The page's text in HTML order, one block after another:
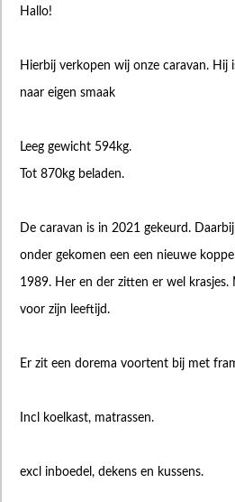
Hallo!
Hierbij verkopen wij onze caravan. Hij
naar eigen smaak
Leeg gewicht 594kg.
Tot 870kg beladen.
De caravan is in 2021 gekeurd.
onder gekomen een een nieuwe
1989. Her en der zitten er wel
voor zijn leeftijd.
Er zit een dorema voortent bij met
Incl koelkast, matrassen.
excl inboedel, dekens en kussens.